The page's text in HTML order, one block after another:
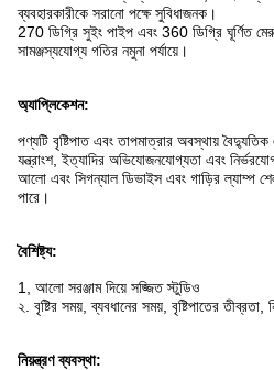
ব্যবহারকারীকে সরানো পক্ষে সুবিধাজনক।
270 ডিগ্রি সুইং পাইপ এবং 360 ডিগ্রি ঘূর্ণিত
সামঞ্জস্যযোগ্য গতির নমুনা পর্যায়ে।
অ্যাপ্লিকেশন:
পণ্যটি বৃষ্টিপাত এবং তাপমাত্রার অবস্থায়
যন্ত্রাংশ, ইত্যাদির অভিযোজনযোগ্যতা এবং
আলো এবং সিগন্যাল ডিভাইস এবং গাড়ির ল্যাম্প
পারে।
বৈশিষ্ট্য:
1, আলো সরঞ্জাম দিয়ে সজ্জিত স্টুডিও
২. বৃষ্টির সময়, ব্যবধানের সময়, বৃষ্টিপাতের
নিয়ন্ত্রণ ব্যবস্থা: